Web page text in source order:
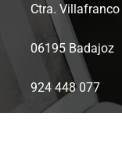
Ctra.
06195 Badajoz
924 448 077